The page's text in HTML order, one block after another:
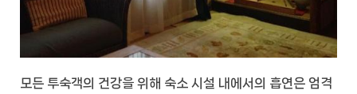
모든 투숙객의 건강을 위해 숙소 시설 내에서의 흡연은 엄격